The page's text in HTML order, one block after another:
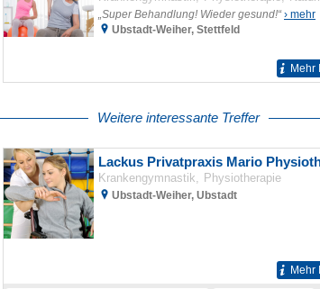
„Super Behandlung! Wieder gesund!“› mehr
Ubstadt-Weiher, Stettfeld
Mehr
Weitere interessante Treffer
Krankengymnastik Physiotherapie
Ubstadt-Weiher, Ubstadt
Mehr